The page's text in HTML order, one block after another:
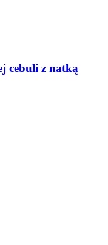
cebuli z natką